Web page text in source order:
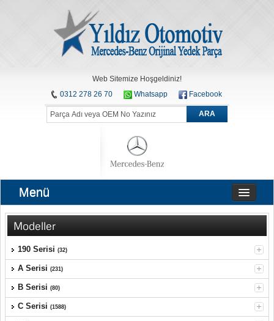
Web Sitemize Hoşgeldiniz!
0312 278 26 70
Whatsapp Facebook
ARA
Menü
Modeller
190 Serisi (32)
A Serisi (231)
B Serisi (80)
C Serisi (1588)